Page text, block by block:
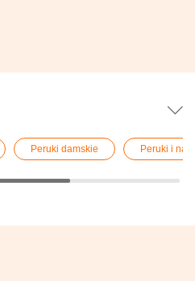
Peruki damskie Peruki i